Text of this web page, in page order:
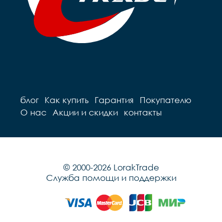
Подседельный штырь
steel
Вес 14,8 кг
блог Как купить Гарантия
Покупателю
О нас
Акции и скидки контакты
© 2000-2026 LorakTrade
Служба помощи и поддержки